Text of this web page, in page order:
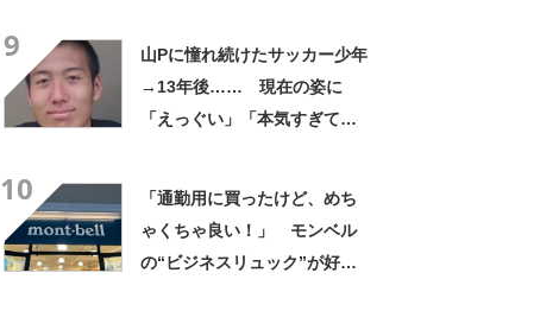
9
山Pに憧れ続けたサッカー少年
→13年後…… 現在の姿に
「えっぐい」「本気すぎて尊
10
「通勤用に買ったけど、めち
ゃくちゃ良い！」 モンベル
の“ビジネスリュック”が好